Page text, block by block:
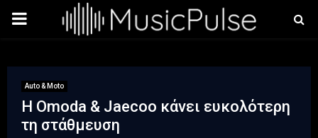
PRIMARY
Auto & Moto
Η Omoda & Jaecoo κάνει ευκολότερη
τη στάθμευση